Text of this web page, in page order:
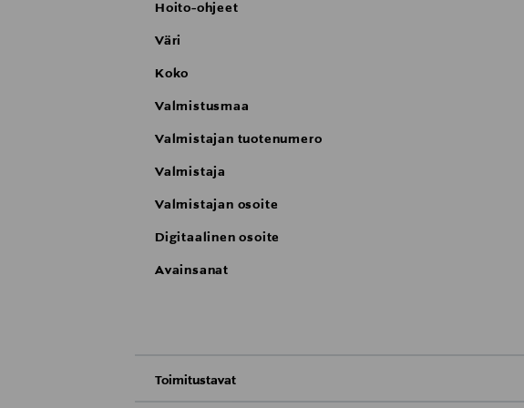
Hoito-ohjeet
Väri
Koko
Valmistusmaa
Valmistajan tuotenumero
Valmistaja
Valmistajan osoite
Digitaalinen osoite
Avainsanat
Toimitustavat